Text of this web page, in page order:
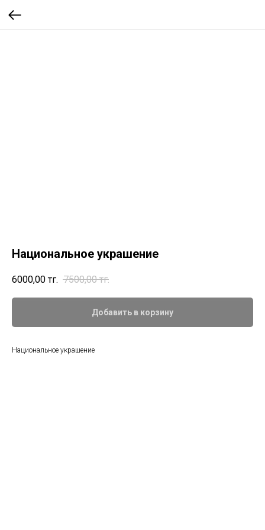
Национальное украшение
6000,00 тңг. 7500,00 тңг.
Добавить в корзину
Национальное украшение